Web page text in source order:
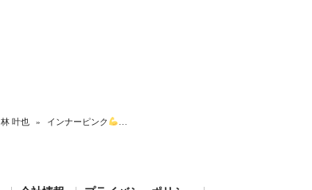
林 叶也 » インナーピンク